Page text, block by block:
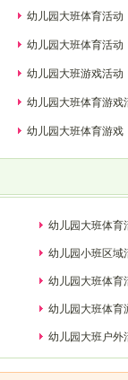
幼儿园大班体育活动
幼儿园大班体育活动
幼儿园大班游戏活动
幼儿园大班体育游戏
幼儿园大班体育游戏
幼儿园大班体育
幼儿园小班区域
幼儿园大班体育
幼儿园大班体育
幼儿园大班户外